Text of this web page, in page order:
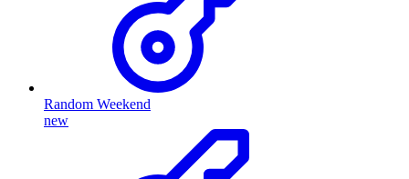
Random Weekend
new